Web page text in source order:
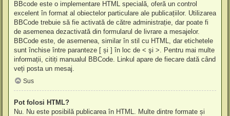
BBcode este o implementare HTML specială, oferă un control
excelent în format al obiectelor particulare ale publicațiilor. Utilizarea
BBCode trebuie să fie activată de către administrație, dar poate fi
de asemenea dezactivată din formularul de livrare a mesajelor.
BBCode este, de asemenea, similar în stil cu HTML, dar etichetele
sunt închise între paranteze [ și ] în loc de < şi >. Pentru mai multe
informații, citiți manualul BBCode. Linkul apare de fiecare dată când
veți posta un mesaj.
Sus
Pot folosi HTML?
Nu. Nu este posibilă publicarea în HTML. Multe dintre formate și